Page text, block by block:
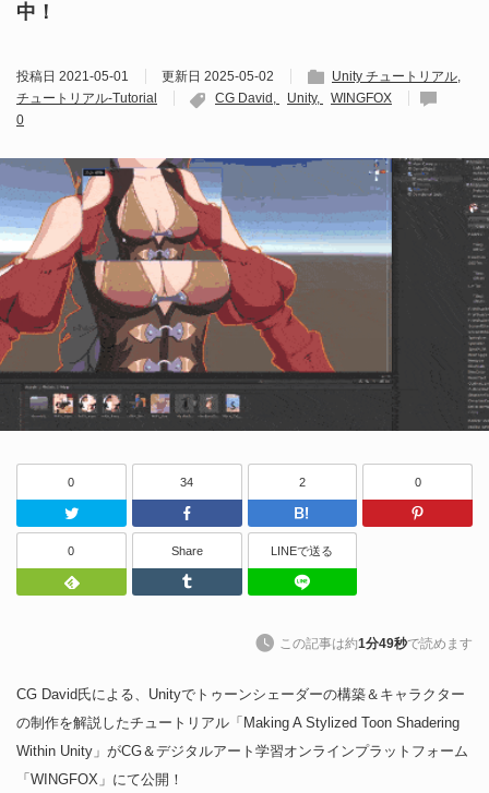
中！
投稿日 2021-05-01 更新日 2025-05-02
Unity チュートリアル
チュートリアル-Tutorial
CG David Unity
WINGFOX
0
0
Twitter
34
Facebook
2
はてなブッ
0
0
Feedly
Share
Tumblr
LINEで送る
この記事は約1分49秒で読めます
CG David氏による、Unityでトゥーンシェーダーの構築＆キャラクター
の制作を解説したチュートリアル「Making A Stylized Toon Shadering
Within Unity」がCG＆デジタルアート学習オンラインプラットフォーム
「WINGFOX」にて公開！